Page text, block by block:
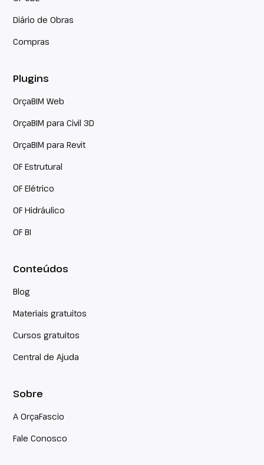
Diário de Obras
Compras
Plugins
OrçaBIM Web
OrçaBIM para Civil 3D
OrçaBIM para Revit
OF Estrutural
OF Elétrico
OF Hidráulico
OF BI
Conteúdos
Blog
Materiais gratuitos
Cursos gratuitos
Central de Ajuda
Sobre
A OrçaFascio
Fale Conosco